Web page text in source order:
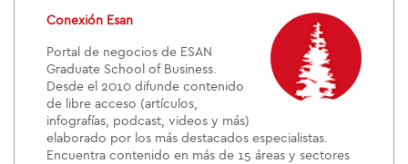
Conexión Esan
Portal de negocios de ESAN
Graduate School of Business.
Desde el 2010 difunde contenido
de libre acceso (artículos,
infografías, podcast, videos y más)
elaborado por los más destacados especialistas.
Encuentra contenido en más de 15 áreas y sectores